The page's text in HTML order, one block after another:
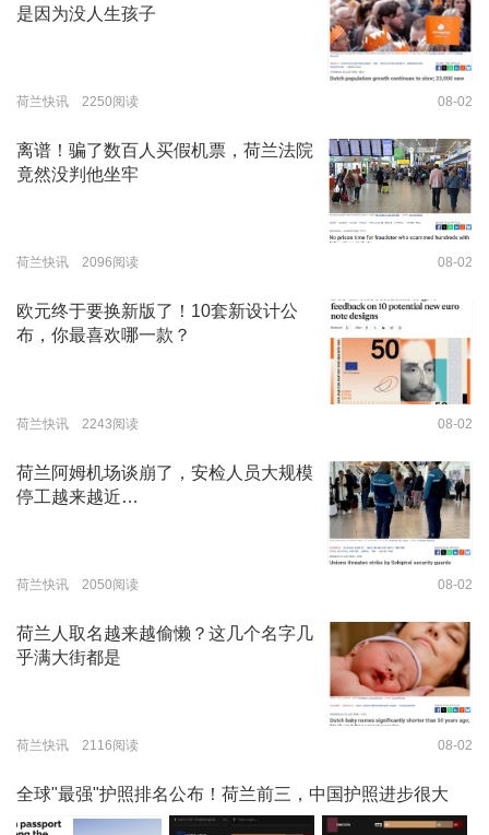
是因为没人生孩子
荷兰快讯 2250阅读 08-02
离谱！骗了数百人买假机票，荷兰法院
竟然没判他坐牢
荷兰快讯 2096阅读 08-02
欧元终于要换新版了！10套新设计公
布，你最喜欢哪一款？
荷兰快讯 2243阅读 08-02
荷兰阿姆机场谈崩了，安检人员大规模
停工越来越近…
荷兰快讯 2050阅读 08-02
荷兰人取名越来越偷懒？这几个名字几
乎满大街都是
荷兰快讯 2116阅读 08-02
全球"最强"护照排名公布！荷兰前三，中国护照进步很大